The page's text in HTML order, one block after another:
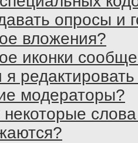
опросы и
вложения?
иконки
я
модераторы?